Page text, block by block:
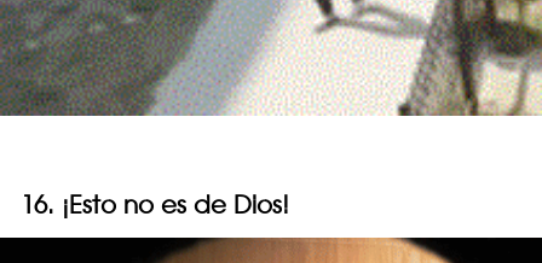
16. ¡Esto no es de Dios!